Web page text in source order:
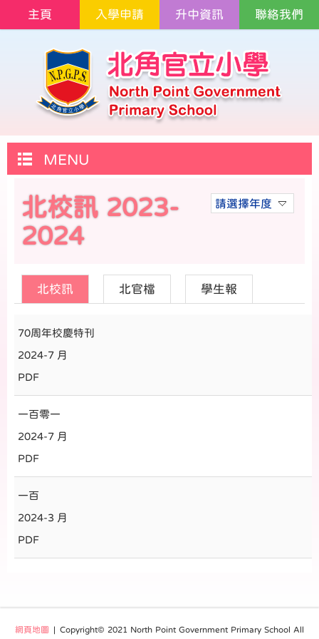
主頁 入學申請 升中資訊 聯絡我們
MENU
請選擇年度
北校訊 2023-
2024
北校訊 北官檔 學生報
70周年校慶特刊
2024-7 月
PDF
一百零一
2024-7 月
PDF
一百
2024-3 月
PDF
網頁地圖 | Copyright© 2021 North Point Government Primary School All